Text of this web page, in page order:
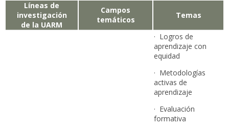
Líneas de
investigación
de la UARM
Campos
temáticos
Temas
· Logros de
aprendizaje con
equidad
· Metodologías
activas de
aprendizaje
· Evaluación
formativa